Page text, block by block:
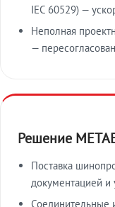
IEC 60529) —
Неполная
—
Решение
Поставка
документацией и
Соединительные